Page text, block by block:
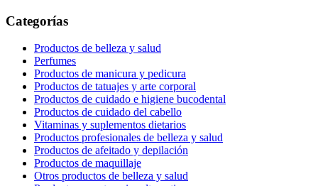
Categorías
Productos de belleza y salud
Perfumes
Productos de manicura y pedicura
Productos de tatuajes y arte corporal
Productos de cuidado e higiene bucodental
Productos de cuidado del cabello
Vitaminas y suplementos dietarios
Productos profesionales de belleza y salud
Productos de afeitado y depilación
Productos de maquillaje
Otros productos de belleza y salud